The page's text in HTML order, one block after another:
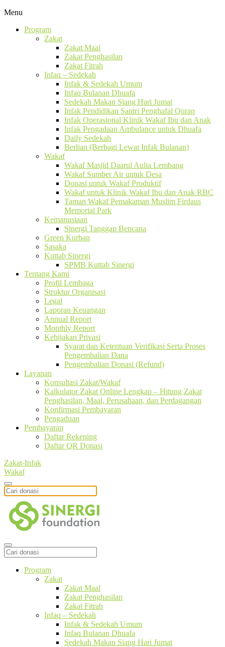
Menu
Program
Zakat
Zakat Maal
Zakat Penghasilan
Zakat Fitrah
Infaq – Sedekah
Infak & Sedekah Umum
Infaq Bulanan Dhuafa
Sedekah Makan Siang Hari Jumat
Infak Pendidikan Santri Penghafal Quran
Infak Operasional Klinik Wakaf Ibu dan Anak
Infak Pengadaan Ambulance untuk Dhuafa
Daily Sedekah
Berlian (Berbagi Lewat Infak Bulanan)
Wakaf
Wakaf Masjid Daarul Aulia Lembang
Wakaf Sumber Air untuk Desa
Donasi untuk Wakaf Produktif
Wakaf untuk Klinik Wakaf Ibu dan Anak RBC
Taman Wakaf Pemakaman Muslim Firdaus
Memorial Park
Kemanusiaan
Sinergi Tanggap Bencana
Green Kurban
Sasaka
Kuttab Sinergi
SPMB Kuttab Sinergi
Tentang Kami
Profil Lembaga
Struktur Organisasi
Legal
Laporan Keuangan
Annual Report
Monthly Report
Kebijakan Privasi
Syarat dan Ketentuan Verifikasi Serta Proses
Pengembalian Dana
Pengembalian Donasi (Refund)
Layanan
Konsultasi Zakat/Wakaf
Kalkulator Zakat Online Lengkap – Hitung Zakat
Penghasilan, Maal, Perusahaan, dan Perdagangan
Konfirmasi Pembayaran
Pengaduan
Pembayaran
Daftar Rekening
Daftar QR Donasi
Zakat-Infak
Wakaf
Program
Zakat
Zakat Maal
Zakat Penghasilan
Zakat Fitrah
Infaq – Sedekah
Infak & Sedekah Umum
Infaq Bulanan Dhuafa
Sedekah Makan Siang Hari Jumat